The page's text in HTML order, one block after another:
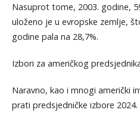
Nasuprot tome, 2003. godine,
uloženo je u evropske zemlje,
godine pala na 28,7%.
Izbori za američkog
Naravno, kao i mnogi američki
prati predsjedničke izbore